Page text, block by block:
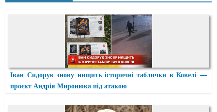
Іван Сидорук знову нищить історичні таблички в Ковелі —
проєкт Андрія Миронюка під атакою